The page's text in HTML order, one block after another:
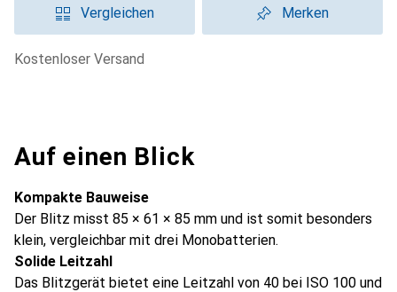
Vergleichen Merken
kostenloser Versand
Auf einen Blick
Kompakte Bauweise
Der Blitz misst 85 × 61 × 85 mm und ist somit besonders
klein, vergleichbar mit drei Monobatterien.
Solide Leitzahl
Das Blitzgerät bietet eine Leitzahl von 40 bei ISO 100 und